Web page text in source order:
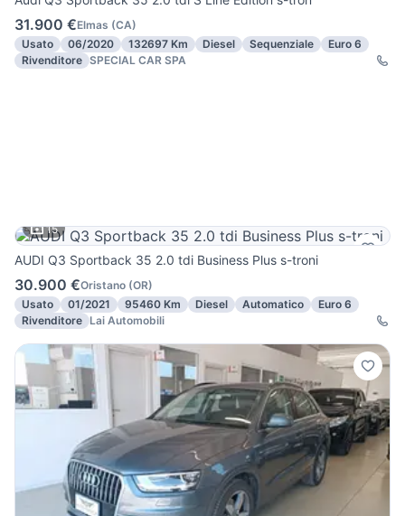
31.900 €Elmas (CA)
Usato
06/2020 132697 Km Diesel Sequenziale
Euro 6
Rivenditore SPECIAL CAR SPA
15
AUDI Q3 Sportback 35 2.0 tdi Business Plus s-troni
30.900 €Oristano (OR)
Usato
01/2021 95460 Km Diesel Automatico
Euro 6
Rivenditore Lai Automobili